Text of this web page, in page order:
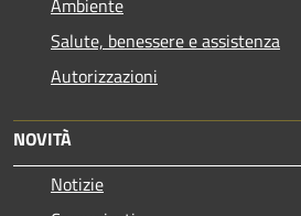
Salute, benessere e assistenza
Autorizzazioni
NOVITÀ
Notizie